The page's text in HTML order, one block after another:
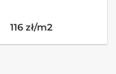
116 zł/m2